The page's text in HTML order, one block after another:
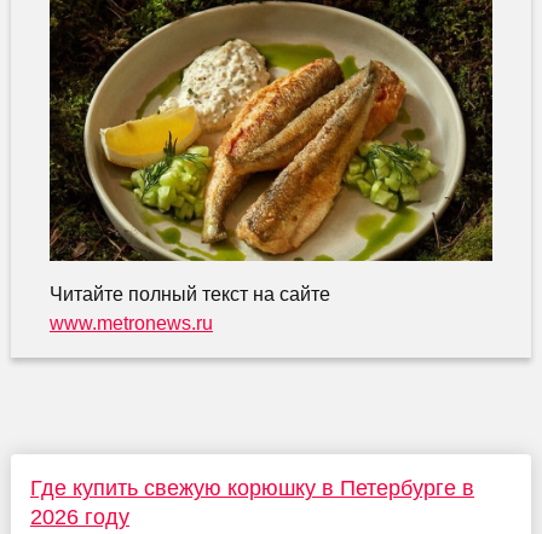
Читайте полный текст на сайте
www.metronews.ru
Где купить свежую корюшку в Петербурге в
2026 году